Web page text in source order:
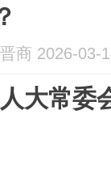
商 2026-03-
大常委